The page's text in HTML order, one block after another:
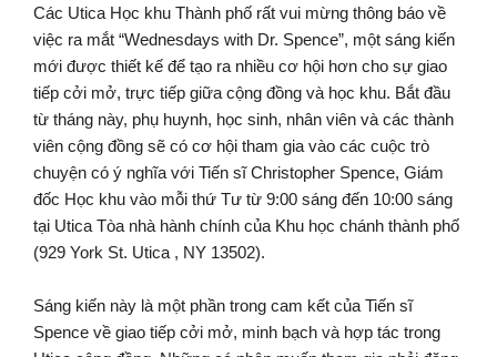
Các Utica Học khu Thành phố rất vui mừng thông báo về
việc ra mắt “Wednesdays with Dr. Spence”, một sáng kiến
mới được thiết kế để tạo ra nhiều cơ hội hơn cho sự giao
tiếp cởi mở, trực tiếp giữa cộng đồng và học khu. Bắt đầu
từ tháng này, phụ huynh, học sinh, nhân viên và các thành
viên cộng đồng sẽ có cơ hội tham gia vào các cuộc trò
chuyện có ý nghĩa với Tiến sĩ Christopher Spence, Giám
đốc Học khu vào mỗi thứ Tư từ 9:00 sáng đến 10:00 sáng
tại Utica Tòa nhà hành chính của Khu học chánh thành phố
(929 York St. Utica , NY 13502).
Sáng kiến này là một phần trong cam kết của Tiến sĩ
Spence về giao tiếp cởi mở, minh bạch và hợp tác trong